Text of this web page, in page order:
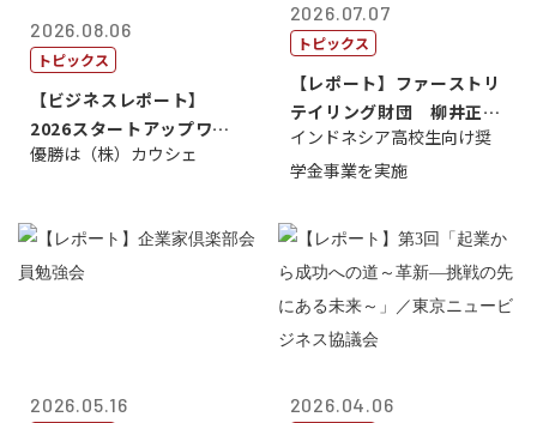
2026.08.06
トピックス
【ビジネスレポート】
2026スタートアップワー
ルドカップ東京
優勝は（株）カウシェ
2026.07.07
トピックス
【レポート】ファーストリ
テイリング財団 柳井正
理事長
インドネシア高校生向け奨
学金事業を実施
2026.05.16 2026.04.06